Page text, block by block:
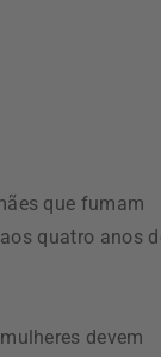
que fumam
quatro anos
devem